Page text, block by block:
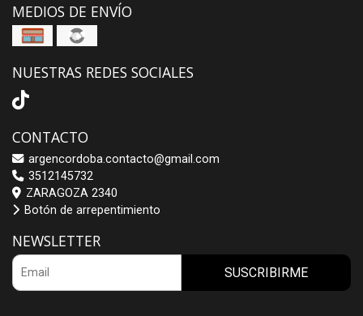
MEDIOS DE ENVÍO
NUESTRAS REDES SOCIALES
CONTACTO
argencordoba.contacto@gmail.com
3512145732
ZARAGOZA 2340
Botón de arrepentimiento
NEWSLETTER
SUSCRIBIRME